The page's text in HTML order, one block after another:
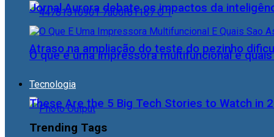
Atraso na ampliação do teste do pezinho
Tecnologia
Jornal Aurora debate os impactos da
O que é uma impressora multifuncional e
These Are the 5 Big Tech Stories to Watch in
Trending Tags